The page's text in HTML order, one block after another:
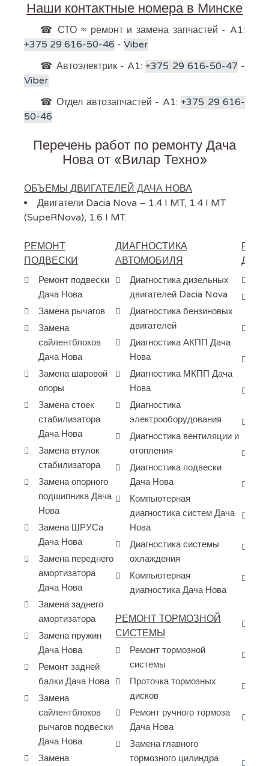
Наши контактные номера в Минске
☎ СТО ≈ ремонт и замена запчастей - A1:
+375 29 616-50-46 - Viber
☎ Автоэлектрик - A1:+375 29 616-50-47 -
Viber
☎ Отдел автозапчастей - A1:+375 29 616-
50-46
Перечень работ по ремонту Дача
Нова от «Вилар Техно»
ОБЪЕМЫ ДВИГАТЕЛЕЙ ДАЧА НОВА
Двигатели Dacia Nova – 1.4 I MT, 1.4 I MT
(SupeRNova), 1.6 I MT.
РЕМОНТ
ПОДВЕСКИ
Ремонт подвески
Дача Нова
Замена рычагов
Замена
сайлентблоков
Дача Нова
Замена шаровой
опоры
Замена стоек
стабилизатора
Дача Нова
Замена втулок
стабилизатора
Замена опорного
подшипника Дача
Нова
Замена ШРУСа
Дача Нова
Замена переднего
амортизатора
Дача Нова
Замена заднего
амортизатора
Замена пружин
Дача Нова
Ремонт задней
балки Дача Нова
Замена
сайлентблоков
рычагов подвески
Дача Нова
Замена
ДИАГНОСТИКА
АВТОМОБИЛЯ
Диагностика дизельных
двигателей Dacia Nova
Диагностика бензиновых
двигателей
Диагностика АКПП Дача
Нова
Диагностика МКПП Дача
Нова
Диагностика
электрооборудования
Диагностика вентиляции и
отопления
Диагностика подвески
Дача Нова
Компьютерная
диагностика систем Дача
Нова
Диагностика системы
охлаждения
Компьютерная
диагностика Дача Нова
РЕМОНТ ТОРМОЗНОЙ
СИСТЕМЫ
Ремонт тормозной
системы
Проточка тормозных
дисков
Ремонт ручного тормоза
Дача Нова
Замена главного
тормозного цилиндра